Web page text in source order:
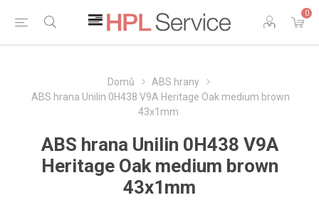
0
Domů
ABS hrany
ABS hrana Unilin 0H438 V9A Heritage Oak medium brown
43x1mm
ABS hrana Unilin 0H438 V9A
Heritage Oak medium brown
43x1mm